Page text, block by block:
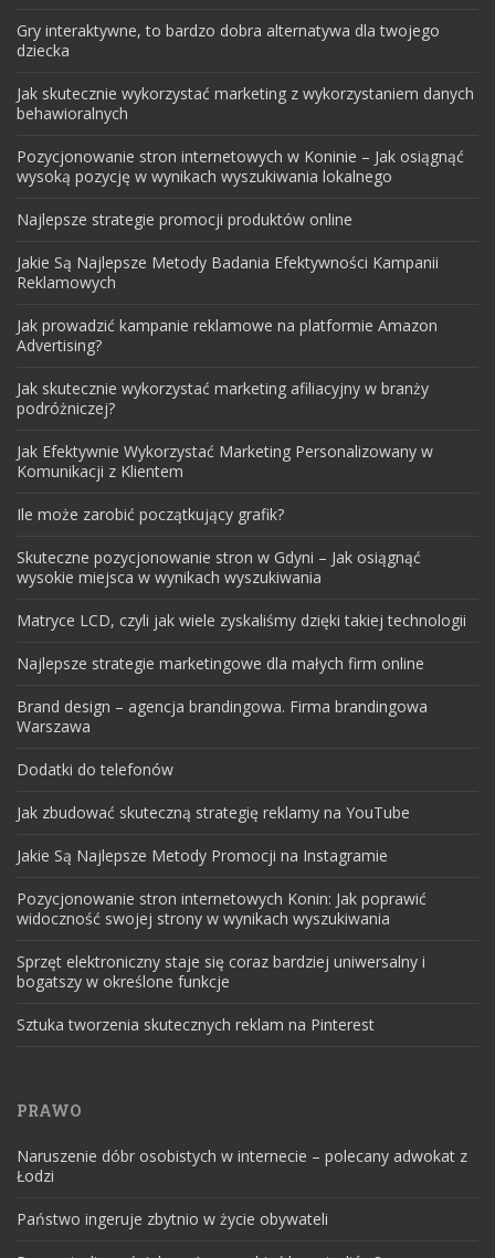
Gry interaktywne, to bardzo dobra alternatywa dla twojego
dziecka
Jak skutecznie wykorzystać marketing z wykorzystaniem danych
behawioralnych
Pozycjonowanie stron internetowych w Koninie – Jak osiągnąć
wysoką pozycję w wynikach wyszukiwania lokalnego
Najlepsze strategie promocji produktów online
Jakie Są Najlepsze Metody Badania Efektywności Kampanii
Reklamowych
Jak prowadzić kampanie reklamowe na platformie Amazon
Advertising?
Jak skutecznie wykorzystać marketing afiliacyjny w branży
podróżniczej?
Jak Efektywnie Wykorzystać Marketing Personalizowany w
Komunikacji z Klientem
Ile może zarobić początkujący grafik?
Skuteczne pozycjonowanie stron w Gdyni – Jak osiągnąć
wysokie miejsca w wynikach wyszukiwania
Matryce LCD, czyli jak wiele zyskaliśmy dzięki takiej technologii
Najlepsze strategie marketingowe dla małych firm online
Brand design – agencja brandingowa. Firma brandingowa
Warszawa
Dodatki do telefonów
Jak zbudować skuteczną strategię reklamy na YouTube
Jakie Są Najlepsze Metody Promocji na Instagramie
Pozycjonowanie stron internetowych Konin: Jak poprawić
widoczność swojej strony w wynikach wyszukiwania
Sprzęt elektroniczny staje się coraz bardziej uniwersalny i
bogatszy w określone funkcje
Sztuka tworzenia skutecznych reklam na Pinterest
PRAWO
Naruszenie dóbr osobistych w internecie – polecany adwokat z
Łodzi
Państwo ingeruje zbytnio w życie obywateli